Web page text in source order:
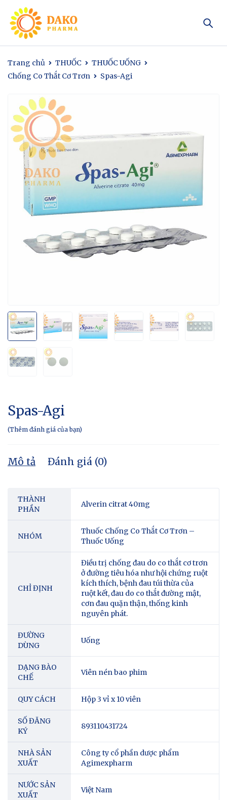
Trang chủ THUỐC
THUỐC UỐNG
Chống Co Thắt Cơ Trơn
Spas-Agi
Spas-Agi
Thêm đánh giá của bạn
Mô tả Đánh giá (0)
THÀNH
PHẦN
Alverin citrat 40mg
NHÓM
Thuốc Chống Co Thắt Cơ Trơn –
Thuốc Uống
CHỈ ĐỊNH
Điều trị chống đau do co thắt cơ trơn
ở đường tiêu hóa như hội chứng ruột
kích thích, bệnh đau túi thừa của
ruột kết, đau do co thắt đường mật,
cơn đau quặn thận, thống kinh
nguyên phát.
ĐƯỜNG
DÙNG
Uống
DẠNG BÀO
CHẾ
Viên nén bao phim
QUY CÁCH Hộp 3 vỉ x 10 viên
SỐ ĐĂNG
KÝ
893110431724
NHÀ SẢN
XUẤT
Công ty cổ phần dược phẩm
Agimexpharm
NƯỚC SẢN
XUẤT
Việt Nam